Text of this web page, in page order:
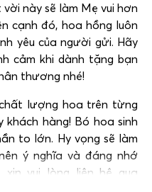
này sẽ làm Mẹ vui hơn
cạnh đó, hoa hồng luôn
yêu của người gửi. Hãy
cảm khi dành tặng bạn
thương nhé!
lượng hoa trên từng
hàng! Bó hoa sinh
to lớn. Hy vọng sẽ làm
ý nghĩa và đáng nhớ
vui lòng liên hệ qua